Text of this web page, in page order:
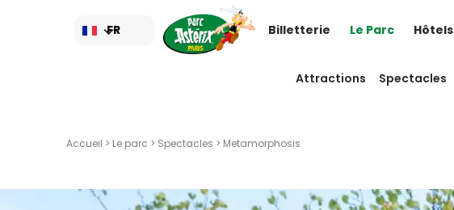
FR Billetterie Le Parc
Attractions Spectacles
Hôtels
Accueil > Le parc > Spectacles > Metamorphosis